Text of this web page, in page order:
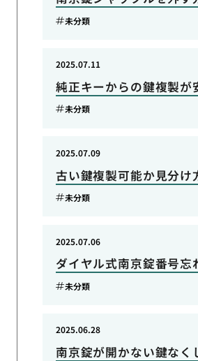
未分類
純正キーからの鍵複製が
2025.07.11
未分類
古い鍵複製可能か見分け
2025.07.09
未分類
ダイヤル式南京錠番号忘
2025.07.06
未分類
南京錠が開かない鍵なく
2025.06.28